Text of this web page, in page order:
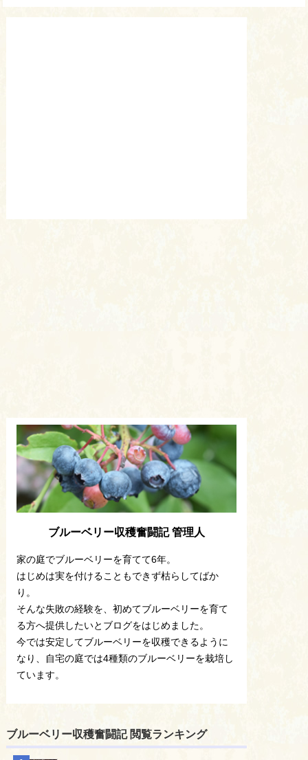
ブルーベリー収穫奮闘記 管理人
家の庭でブルーベリーを育てて6年。
はじめは実を付けることもできず枯らしてばか
り。
そんな失敗の経験を、初めてブルーベリーを育て
る方へ提供したいとブログをはじめました。
今では安定してブルーベリーを収穫できるように
なり、自宅の庭では4種類のブルーベリーを栽培し
ています。
ブルーベリー収穫奮闘記 閲覧ランキング